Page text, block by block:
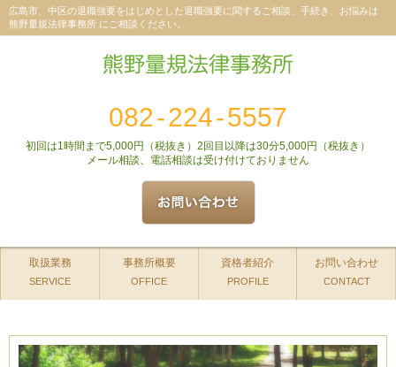
広島市、中区の退職強要をはじめとした退職強要に関するご相談、手続き、お悩みは
熊野量規法律事務所 にご相談ください。
082-224-5557
初回は1時間まで5,000円（税抜き）2回目以降は30分5,000円（税抜き）
メール相談、電話相談は受け付けておりません
取扱業務
SERVICE
事務所概要
OFFICE
資格者紹介
PROFILE
お問い合わせ
CONTACT